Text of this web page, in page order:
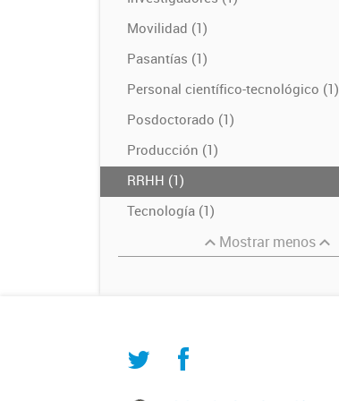
Movilidad (1)
Pasantías (1)
Personal científico-tecnológico (1)
Posdoctorado (1)
Producción (1)
RRHH (1)
Tecnología (1)
Mostrar menos